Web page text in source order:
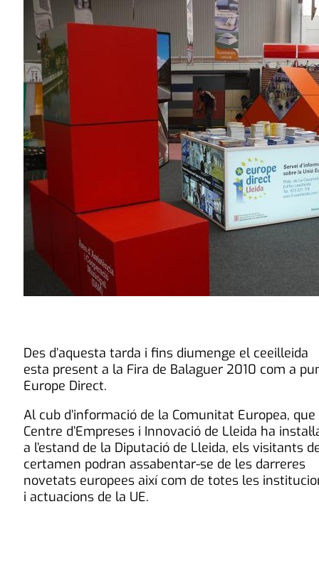
Des d’aquesta tarda i fins diumenge el ceeilleida
esta present a la Fira de Balaguer 2010 com a
Europe Direct.
Al cub d’informació de la Comunitat Europea, que
Centre d’Empreses i Innovació de Lleida ha
a l’estand de la Diputació de Lleida, els visitants
certamen podran assabentar-se de les darreres
novetats europees així com de totes les
i actuacions de la UE.